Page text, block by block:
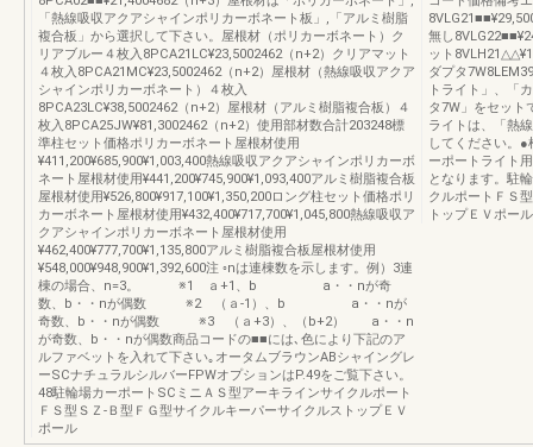
「熱線吸収アクアシャインポリカーボネート板」,「アルミ樹脂
複合板」から選択して下さい。屋根材（ポリカーボネート）ク
リアブルー４枚入8PCA21LC¥23,5002462（n+2）クリアマット
４枚入8PCA21MC¥23,5002462（n+2）屋根材（熱線吸収アクア
シャインポリカーボネート）４枚入
8PCA23LC¥38,5002462（n+2）屋根材（アルミ樹脂複合板）４
枚入8PCA25JW¥81,3002462（n+2）使用部材数合計203248標
準柱セット価格ポリカーボネート屋根材使用
¥411,200¥685,900¥1,003,400熱線吸収アクアシャインポリカーボ
ネート屋根材使用¥441,200¥745,900¥1,093,400アルミ樹脂複合板
屋根材使用¥526,800¥917,100¥1,350,200ロング柱セット価格ポリ
カーボネート屋根材使用¥432,400¥717,700¥1,045,800熱線吸収ア
クアシャインポリカーボネート屋根材使用
¥462,400¥777,700¥1,135,800アルミ樹脂複合板屋根材使用
¥548,000¥948,900¥1,392,600注 ◦nは連棟数を示します。例）3連
棟の場合、n=3。 ※1 ａ+1、b a・・nが奇
数、b・・nが偶数 ※2 （ａ-1）、b a・・nが
奇数、b・・nが偶数 ※3 （ａ+3）、（b+2） a・・n
が奇数、b・・nが偶数商品コードの■■には､色により下記のア
ルファベットを入れて下さい｡オータムブラウンABシャイングレ
ーSCナチュラルシルバーFPWオプションはP.49をご覧下さい。
48駐輪場カーポートSCミニＡＳ型アーキラインサイクルポート
ＦＳ型ＳＺ‐Ｂ型ＦＧ型サイクルキーパーサイクルストップＥＶ
ポール
無し
ット
ダプタ
トライト」、「
タ7W」をセット
ライトは、「熱
してください。
ーポートライト
となります。駐
クルポートＦＳ
トップＥＶポール